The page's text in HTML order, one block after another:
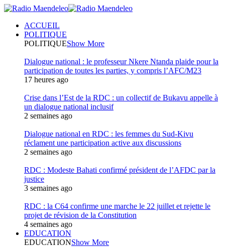
ACCUEIL
POLITIQUE
POLITIQUEShow More
Dialogue national : le professeur Nkere Ntanda plaide pour la
participation de toutes les parties, y compris l’AFC/M23
17 heures ago
Crise dans l’Est de la RDC : un collectif de Bukavu appelle à
un dialogue national inclusif
2 semaines ago
Dialogue national en RDC : les femmes du Sud-Kivu
réclament une participation active aux discussions
2 semaines ago
RDC : Modeste Bahati confirmé président de l’AFDC par la
justice
3 semaines ago
RDC : la C64 confirme une marche le 22 juillet et rejette le
projet de révision de la Constitution
4 semaines ago
EDUCATION
EDUCATIONShow More